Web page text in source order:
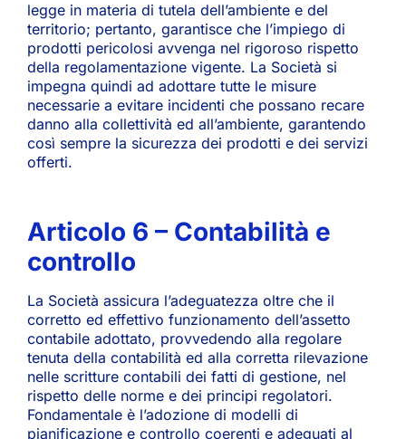
legge in materia di tutela dell’ambiente e del
territorio; pertanto, garantisce che l’impiego di
prodotti pericolosi avvenga nel rigoroso rispetto
della regolamentazione vigente. La Società si
impegna quindi ad adottare tutte le misure
necessarie a evitare incidenti che possano recare
danno alla collettività ed all’ambiente, garantendo
così sempre la sicurezza dei prodotti e dei servizi
offerti.
Articolo 6 – Contabilità e
controllo
La Società assicura l’adeguatezza oltre che il
corretto ed effettivo funzionamento dell’assetto
contabile adottato, provvedendo alla regolare
tenuta della contabilità ed alla corretta rilevazione
nelle scritture contabili dei fatti di gestione, nel
rispetto delle norme e dei principi regolatori.
Fondamentale è l’adozione di modelli di
pianificazione e controllo coerenti e adeguati al